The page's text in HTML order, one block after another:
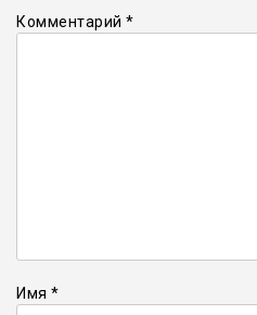
Комментарий *
Имя *